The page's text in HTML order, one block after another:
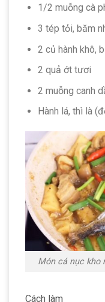
1/2 muỗng cà
3 tép tỏi, băm
2 củ hành khô,
2 quả ớt tươi
2 muỗng canh
Hành lá, thì là
Món cá nục kho
Cách làm